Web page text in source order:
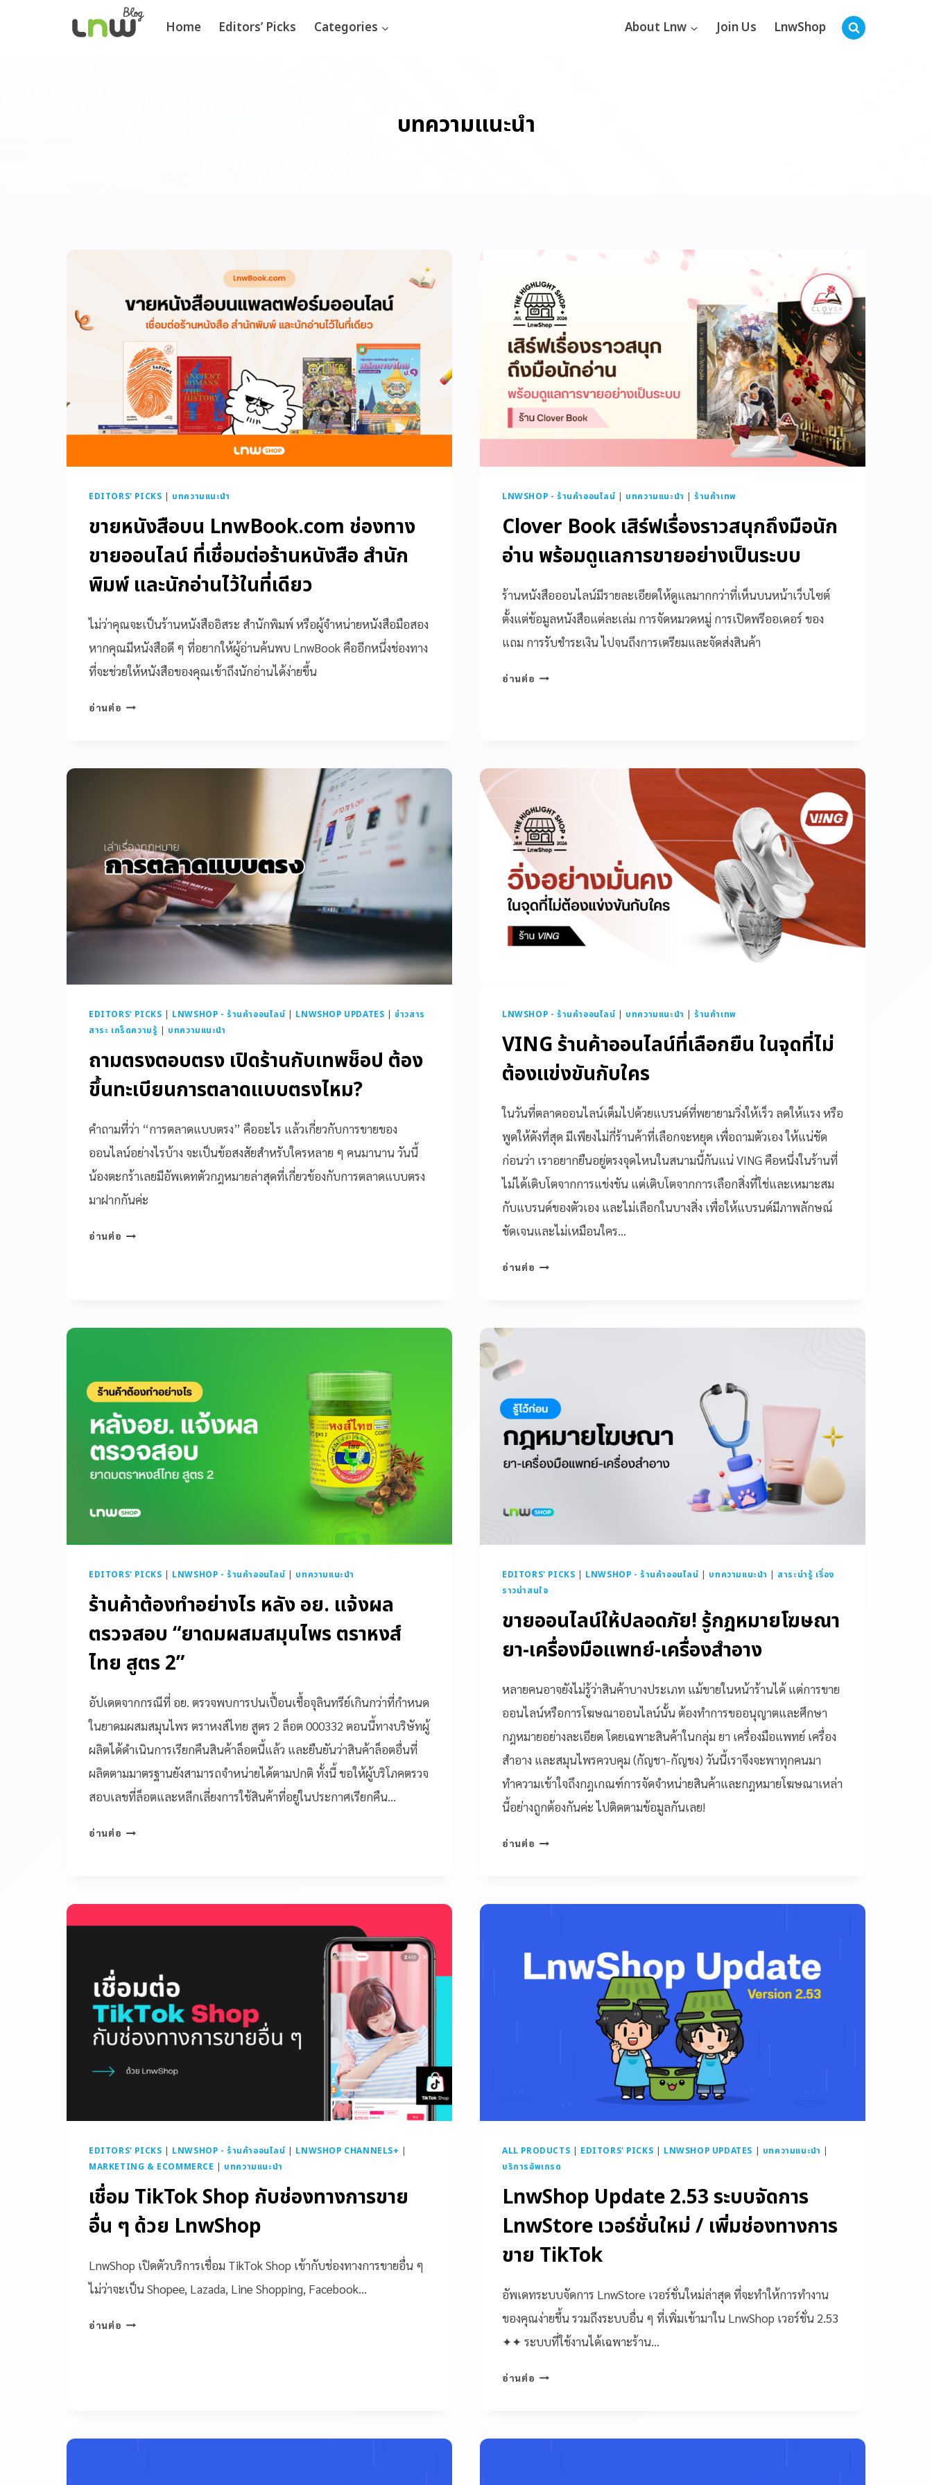
Home Editors’ Picks Categories About Lnw Join Us LnwShop
บทความแนะนำ
EDITORS' PICKS | บทความแนะนำ
ขายหนังสือบน LnwBook.com ช่องทาง
ขายออนไลน์ ที่เชื่อมต่อร้านหนังสือ สำนัก
พิมพ์ และนักอ่านไว้ในที่เดียว
ไม่ว่าคุณจะเป็นร้านหนังสืออิสระ สำนักพิมพ์ หรือผู้จำหน่ายหนังสือมือสอง
หากคุณมีหนังสือดี ๆ ที่อยากให้ผู้อ่านค้นพบ LnwBook คืออีกหนึ่งช่องทาง
ที่จะช่วยให้หนังสือของคุณเข้าถึงนักอ่านได้ง่ายขึ้น
อ่านต่อ
LNWSHOP - ร้านค้าออนไลน์ | บทความแนะนำ | ร้านค้าเทพ
Clover Book เสิร์ฟเรื่องราวสนุกถึงมือนัก
อ่าน พร้อมดูแลการขายอย่างเป็นระบบ
ร้านหนังสือออนไลน์มีรายละเอียดให้ดูแลมากกว่าที่เห็นบนหน้าเว็บไซต์
ตั้งแต่ข้อมูลหนังสือแต่ละเล่ม การจัดหมวดหมู่ การเปิดพรีออเดอร์ ของ
แถม การรับชำระเงิน ไปจนถึงการเตรียมและจัดส่งสินค้า
อ่านต่อ
EDITORS' PICKS LNWSHOP - ร้านค้าออนไลน์ LNWSHOP UPDATES |ข่าวสาร
สาระ เกร็ดความรู้
บทความแนะนำ
ถามตรงตอบตรง เปิดร้านกับเทพช็อป ต้อง
ขึ้นทะเบียนการตลาดแบบตรงไหม?
คำถามที่ว่า “การตลาดแบบตรง” คืออะไร แล้วเกี่ยวกับการขายของ
ออนไลน์อย่างไรบ้าง จะเป็นข้อสงสัยสำหรับใครหลาย ๆ คนมานาน วันนี้
น้องตะกร้าเลยมีอัพเดทตัวกฎหมายล่าสุดที่เกี่ยวข้องกับการตลาดแบบตรง
มาฝากกันค่ะ
อ่านต่อ
LNWSHOP - ร้านค้าออนไลน์ บทความแนะนำ ร้านค้าเทพ
VING ร้านค้าออนไลน์ที่เลือกยืน ในจุดที่ไม่
ต้องแข่งขันกับใคร
ในวันที่ตลาดออนไลน์เต็มไปด้วยแบรนด์ที่พยายามวิ่งให้เร็ว ลดให้แรง หรือ
พูดให้ดังที่สุด มีเพียงไม่กี่ร้านค้าที่เลือกจะหยุด เพื่อถามตัวเอง ให้แน่ชัด
ก่อนว่า เราอยากยืนอยู่ตรงจุดไหนในสนามนี้กันแน่ VING คือหนึ่งในร้านที่
ไม่ได้เติบโตจากการแข่งขัน แต่เติบโตจากการเลือกสิ่งที่ใช่และเหมาะสม
กับแบรนด์ของตัวเอง และไม่เลือกในบางสิ่ง เพื่อให้แบรนด์มีภาพลักษณ์
ชัดเจนและไม่เหมือนใคร…
อ่านต่อ
EDITORS' PICKS | LNWSHOP - ร้านค้าออนไลน์ | บทความแนะนำ
ร้านค้าต้องทำอย่างไร หลัง อย. แจ้งผล
ตรวจสอบ “ยาดมผสมสมุนไพร ตราหงส์
ไทย สูตร 2”
อัปเดตจากกรณีที่ อย. ตรวจพบการปนเปื้อนเชื้อจุลินทรีย์เกินกว่าที่กำหนด
ในยาดมผสมสมุนไพร ตราหงส์ไทย สูตร 2 ล็อต 000332 ตอนนี้ทางบริษัทผู้
ผลิตได้ดำเนินการเรียกคืนสินค้าล็อตนี้แล้ว และยืนยันว่าสินค้าล็อตอื่นที่
ผลิตตามมาตรฐานยังสามารถจำหน่ายได้ตามปกติ ทั้งนี้ ขอให้ผู้บริโภคตรวจ
สอบเลขที่ล็อตและหลีกเลี่ยงการใช้สินค้าที่อยู่ในประกาศเรียกคืน…
อ่านต่อ
EDITORS' PICKS | LNWSHOP - ร้านค้าออนไลน์ | บทความแนะนำ | สาระน่ารู้ เรื่อง
ราวน่าสนใจ
ขายออนไลน์ให้ปลอดภัย! รู้กฎหมายโฆษณา
ยา-เครื่องมือแพทย์-เครื่องสำอาง
หลายคนอาจยังไม่รู้ว่าสินค้าบางประเภท แม้ขายในหน้าร้านได้ แต่การขาย
ออนไลน์หรือการโฆษณาออนไลน์นั้น ต้องทำการขออนุญาตและศึกษา
กฎหมายอย่างละเอียด โดยเฉพาะสินค้าในกลุ่ม ยา เครื่องมือแพทย์ เครื่อง
สำอาง และสมุนไพรควบคุม (กัญชา-กัญชง) วันนี้เราจึงจะพาทุกคนมา
ทำความเข้าใจถึงกฎเกณฑ์การจัดจำหน่ายสินค้าและกฎหมายโฆษณาเหล่า
นี้อย่างถูกต้องกันค่ะ ไปติดตามข้อมูลกันเลย!
อ่านต่อ
EDITORS' PICKS | LNWSHOP - ร้านค้าออนไลน์ | LNWSHOP CHANNELS+ |
MARKETING & ECOMMERCE | บทความแนะนำ
เชื่อม TikTok Shop กับช่องทางการขาย
อื่น ๆ ด้วย LnwShop
LnwShop เปิดตัวบริการเชื่อม TikTok Shop เข้ากับช่องทางการขายอื่น ๆ
ไม่ว่าจะเป็น Shopee, Lazada, Line Shopping, Facebook…
อ่านต่อ
ALL PRODUCTS | EDITORS' PICKS | LNWSHOP UPDATES | บทความแนะนำ |
บริการอัพเกรด
LnwShop Update 2.53 ระบบจัดการ
LnwStore เวอร์ชั่นใหม่ / เพิ่มช่องทางการ
ขาย TikTok
อัพเดทระบบจัดการ LnwStore เวอร์ชั่นใหม่ล่าสุด ที่จะทำให้การทำงาน
ของคุณง่ายขึ้น รวมถึงระบบอื่น ๆ ที่เพิ่มเข้ามาใน LnwShop เวอร์ชั่น 2.53
✦✦ ระบบที่ใช้งานได้เฉพาะร้าน…
อ่านต่อ